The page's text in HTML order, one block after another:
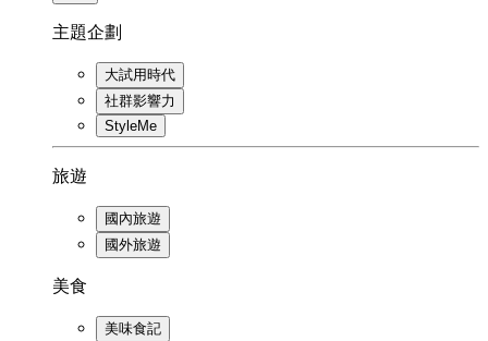
主題企劃
大試用時代
社群影響力
StyleMe
旅遊
國內旅遊
國外旅遊
美食
美味食記